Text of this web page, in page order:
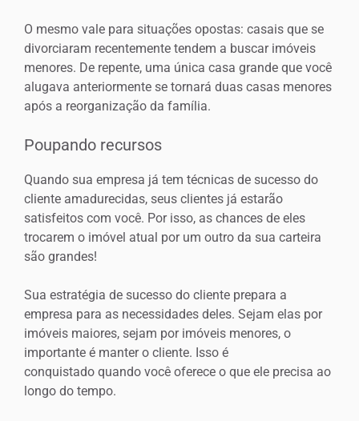
O mesmo vale para situações opostas: casais que se
divorciaram recentemente tendem a buscar imóveis
menores. De repente, uma única casa grande que você
alugava anteriormente se tornará duas casas menores
após a reorganização da família.
Poupando recursos
Quando sua empresa já tem técnicas de sucesso do
cliente amadurecidas, seus clientes já estarão
satisfeitos com você. Por isso, as chances de eles
trocarem o imóvel atual por um outro da sua carteira
são grandes!
Sua estratégia de sucesso do cliente prepara a
empresa para as necessidades deles. Sejam elas por
imóveis maiores, sejam por imóveis menores, o
importante é manter o cliente. Isso é
conquistado quando você oferece o que ele precisa ao
longo do tempo.